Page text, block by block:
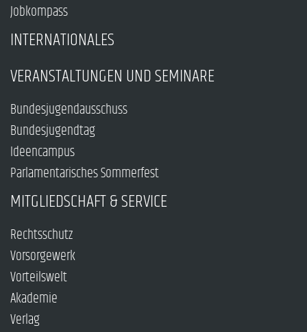
Jobkompass
INTERNATIONALES
VERANSTALTUNGEN UND SEMINARE
Bundesjugendausschuss
Bundesjugendtag
Ideencampus
Parlamentarisches Sommerfest
MITGLIEDSCHAFT & SERVICE
Rechtsschutz
Vorsorgewerk
Vorteilswelt
Akademie
Verlag